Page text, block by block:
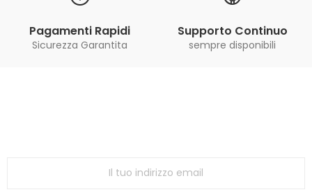
Pagamenti Rapidi
Sicurezza Garantita
Supporto Continuo
sempre disponibili